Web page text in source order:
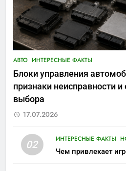
АВТО ИНТЕРЕСНЫЕ ФАКТЫ
Блоки управления
признаки неисправности и
выбора
17.07.2026
02 ИНТЕРЕСНЫЕ ФАКТЫ
Чем привлекает